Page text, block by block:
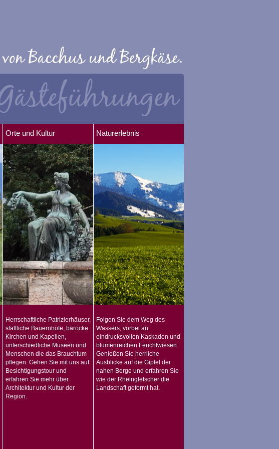
Orte und Kultur Naturerlebnis
Herrschaftliche Patrizierhäuser,
stattliche Bauernhöfe, barocke
Kirchen und Kapellen,
unterschiedliche Museen und
Menschen die das Brauchtum
pflegen. Gehen Sie mit uns auf
Besichtigungstour und
erfahren Sie mehr über
Architektur und Kultur der
Region.
Folgen Sie dem Weg des
Wassers, vorbei an
eindrucksvollen Kaskaden und
blumenreichen Feuchtwiesen.
Genießen Sie herrliche
Ausblicke auf die Gipfel der
nahen Berge und erfahren Sie
wie der Rheingletscher die
Landschaft geformt hat.